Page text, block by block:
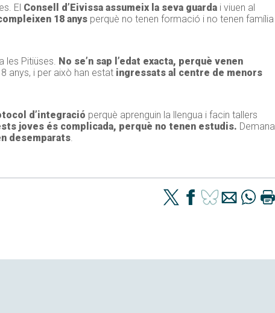
El Consell d’Eivissa assumeix la seva guarda i viuen al
18 anys perquè no tenen formació i no tenen família
les Pitiüses. No se’n sap l’edat exacta, perquè venen
anys, i per això han estat ingressats al centre de menors
d’integració perquè aprenguin la llengua i facin tallers
joves és complicada, perquè no tenen estudis. Demana
desemparats.